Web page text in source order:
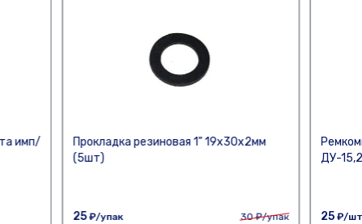
имп/
Прокладка резиновая 1" 19х30х2мм
(5шт)
25₽/упак 30₽/упак
ДУ-
25 ₽/